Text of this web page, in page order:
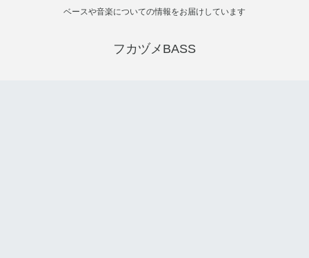
ベースや音楽についての情報をお届けしています
フカヅメBASS